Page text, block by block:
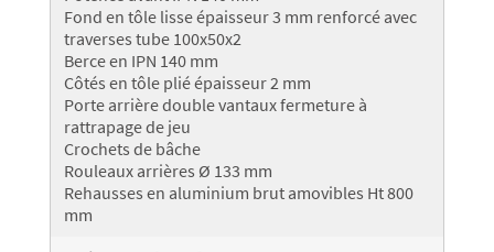
Fond en tôle lisse épaisseur 3 mm renforcé avec
traverses tube 100x50x2
Berce en IPN 140 mm
Côtés en tôle plié épaisseur 2 mm
Porte arrière double vantaux fermeture à
rattrapage de jeu
Crochets de bâche
Rouleaux arrières Ø 133 mm
Rehausses en aluminium brut amovibles Ht 800
mm